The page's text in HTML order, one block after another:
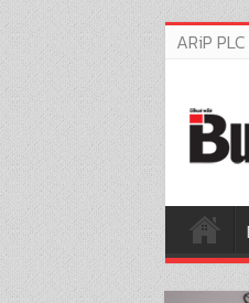
ARiP PLC